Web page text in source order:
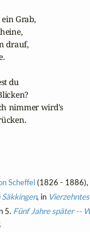
Grab,
drauf,
du
nimmer wird's
Scheffel(1826 - 1886),
, in
5. Fünf Jahre später --